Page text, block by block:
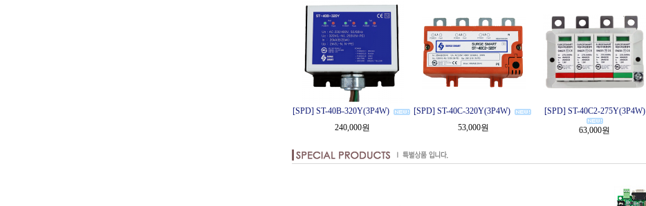
[SPD] ST-40B-320Y(3P4W)
240,000원
[SPD] ST-40C-320Y(3P4W)
53,000원
[SPD] ST-40C2-275Y(3P4W)
63,000원